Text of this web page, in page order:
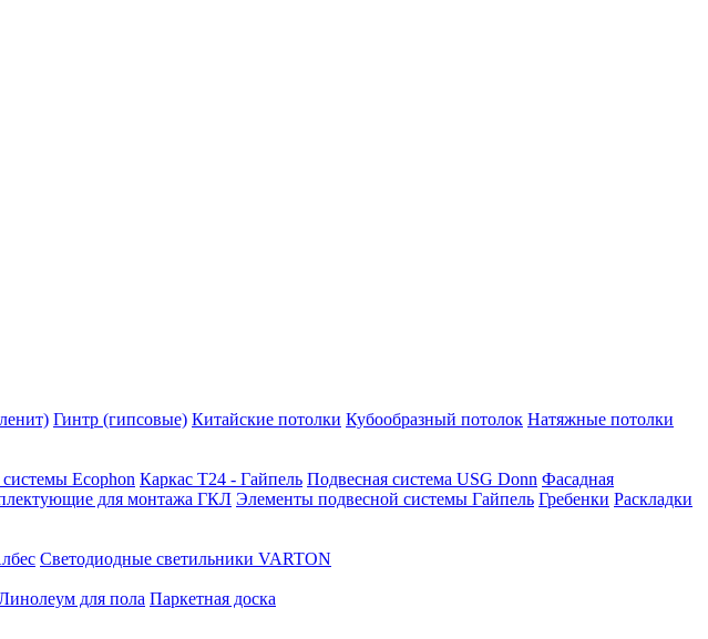
Гинтр (гипсовые) Китайские потолки Кубообразный потолок Натяжные потолки
Ecophon Каркас Т24 - Гайпель Подвесная система USG Donn Фасадная
для монтажа ГКЛ Элементы подвесной системы Гайпель Гребенки Раскладки
Светодиодные светильники VARTON
для пола Паркетная доска